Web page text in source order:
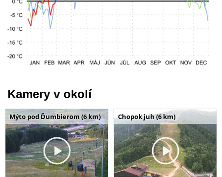
Kamery v okolí
Mýto pod Ďumbierom (6 km) Chopok juh (6 km)